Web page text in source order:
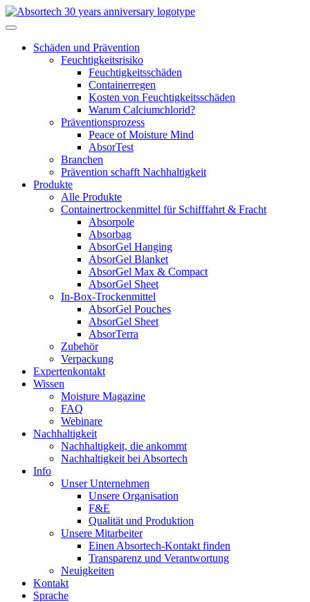
Skip
to
Schäden und Prävention
Feuchtigkeitsrisiko
Feuchtigkeitsschäden
Containerregen
Kosten von Feuchtigkeitsschäden
Warum Calciumchlorid?
Präventionsprozess
Peace of Moisture Mind
AbsorTest
Branchen
Prävention schafft Nachhaltigkeit
Produkte
Alle Produkte
Containertrockenmittel für Schifffahrt & Fracht
Absorpole
Absorbag
AbsorGel Hanging
AbsorGel Blanket
AbsorGel Max & Compact
AbsorGel Sheet
In-Box-Trockenmittel
AbsorGel Pouches
AbsorGel Sheet
AbsorTerra
Zubehör
Verpackung
Expertenkontakt
Wissen
Moisture Magazine
FAQ
Webinare
Nachhaltigkeit
Nachhaltigkeit, die ankommt
Nachhaltigkeit bei Absortech
Info
Unser Unternehmen
Unsere Organisation
F&E
Qualität und Produktion
Unsere Mitarbeiter
Einen Absortech-Kontakt finden
Transparenz und Verantwortung
Neuigkeiten
Kontakt
Sprache